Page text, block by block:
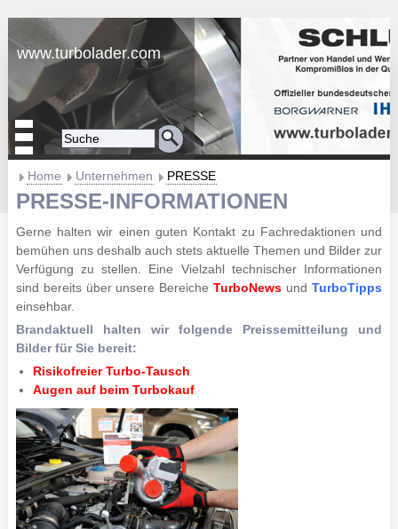
www.turbolader.com
Home Unternehmen PRESSE
PRESSE-INFORMATIONEN
Gerne halten wir einen guten Kontakt zu Fachredaktionen und
bemühen uns deshalb auch stets aktuelle Themen und Bilder zur
Verfügung zu stellen. Eine Vielzahl technischer Informationen
sind bereits über unsere BereicheTurboNews undTurboTipps
einsehbar.
Brandaktuell halten wir folgende Preissemitteilung und
Bilder für Sie bereit:
Risikofreier Turbo-Tausch
Augen auf beim Turbokauf